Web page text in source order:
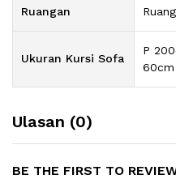
Ruangan
Ukuran Kursi Sofa
P
Ulasan (0)
BE THE FIRST TO